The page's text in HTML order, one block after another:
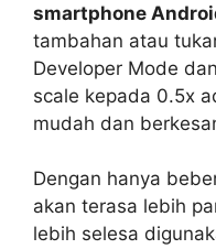
smartphone
tambahan atau
Developer Mode
scale kepada 0.5x
mudah dan
Dengan hanya
akan terasa lebih
lebih selesa